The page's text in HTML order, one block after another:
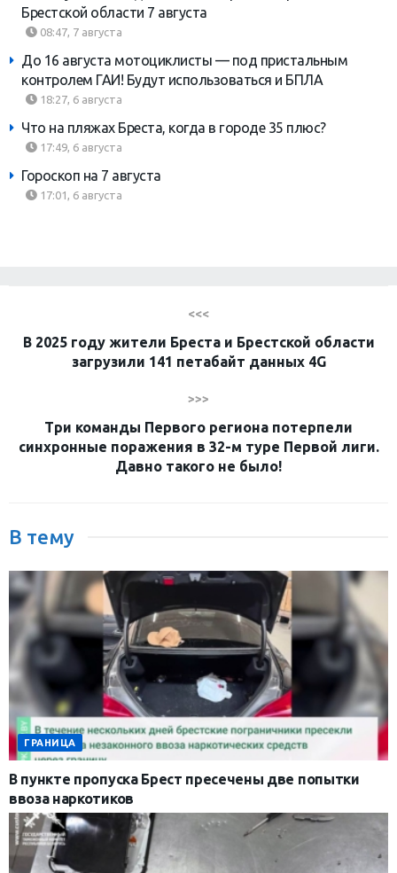
Брестской области 7 августа
08:47, 7 августа
До 16 августа мотоциклисты — под пристальным
контролем ГАИ! Будут использоваться и БПЛА
18:27, 6 августа
Что на пляжах Бреста, когда в городе 35 плюс?
17:49, 6 августа
Гороскоп на 7 августа
17:01, 6 августа
<<<
В 2025 году жители Бреста и Брестской области
загрузили 141 петабайт данных 4G
>>>
Три команды Первого региона потерпели
синхронные поражения в 32-м туре Первой лиги.
Давно такого не было!
В тему
ГРАНИЦА
В пункте пропуска Брест пресечены две попытки
ввоза наркотиков